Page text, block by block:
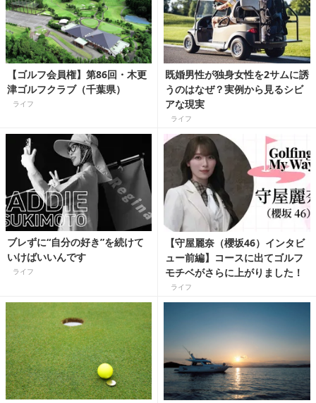
【ゴルフ会員権】第86回・木更
津ゴルフクラブ（千葉県）
ライフ
既婚男性が独身女性を2サムに誘
うのはなぜ？実例から見るシビ
アな現実
ライフ
ブレずに“自分の好き”を続けて
いけばいいんです
ライフ
【守屋麗奈（櫻坂46）インタビ
ュー前編】コースに出てゴルフ
モチベがさらに上がりました！
ライフ